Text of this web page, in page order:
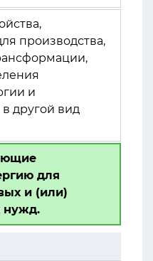
производства,
и
другой вид
для
и (или)
нужд.